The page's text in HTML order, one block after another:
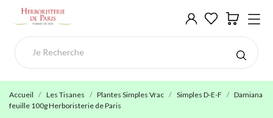
Accueil Les Tisanes Plantes Simples Vrac Simples D-E-F
Damiana
feuille 100g Herboristerie de Paris